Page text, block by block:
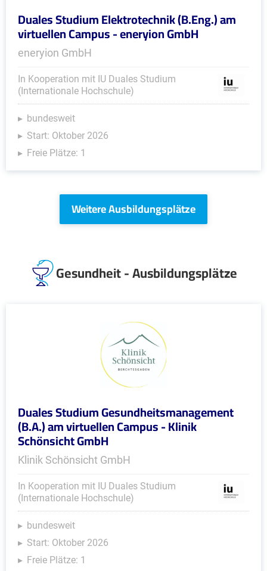
Duales Studium Elektrotechnik (B.Eng.) am
virtuellen Campus - eneryion GmbH
eneryion GmbH
In Kooperation mit IU Duales Studium
(Internationale Hochschule)
bundesweit
Start: Oktober 2026
Freie Plätze: 1
Weitere Ausbildungsplätze
Gesundheit - Ausbildungsplätze
Duales Studium Gesundheitsmanagement
(B.A.) am virtuellen Campus - Klinik
Schönsicht GmbH
Klinik Schönsicht GmbH
In Kooperation mit IU Duales Studium
(Internationale Hochschule)
bundesweit
Start: Oktober 2026
Freie Plätze: 1